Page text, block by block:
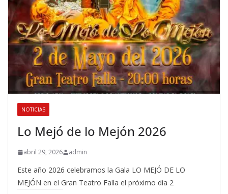
NOTICIAS
Lo Mejó de lo Mejón 2026
abril 29, 2026 admin
Este año 2026 celebramos la Gala LO MEJÓ DE LO
MEJÓN en el Gran Teatro Falla el próximo día 2